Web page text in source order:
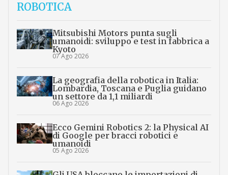
ROBOTICA
Mitsubishi Motors punta sugli
umanoidi: sviluppo e test in fabbrica a
Kyoto
07 Ago 2026
La geografia della robotica in Italia:
Lombardia, Toscana e Puglia guidano
un settore da 1,1 miliardi
06 Ago 2026
Ecco Gemini Robotics 2: la Physical AI
di Google per bracci robotici e
umanoidi
05 Ago 2026